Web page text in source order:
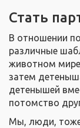
Стать
В отношении
различные
животном мире
затем
детенышей
потомство
Мы, люди, тоже